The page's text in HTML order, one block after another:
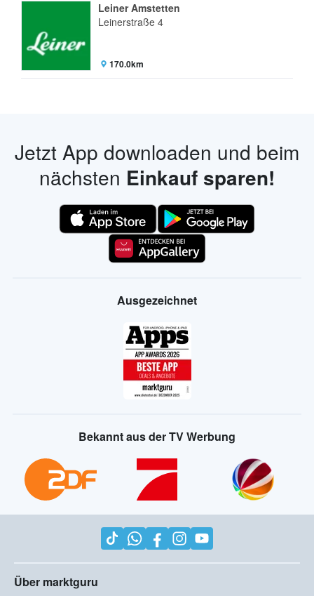
Leiner Amstetten
Leinerstraße 4
170.0km
Jetzt App downloaden und beim
nächsten Einkauf sparen!
Ausgezeichnet
Bekannt aus der TV Werbung
Über marktguru